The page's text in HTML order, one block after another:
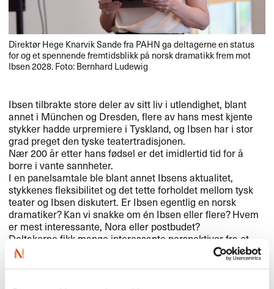
Direktør Hege Knarvik Sande fra PAHNga deltagerne en status
for og et spennende fremtidsblikk på norsk dramatikk frem mot
Ibsen 2028. Foto: Bernhard Ludewig
Ibsen tilbrakte store deler av sitt liv i utlendighet, blant
annet i München og Dresden, flere av hans mest kjente
stykker hadde urpremiere i Tyskland, og Ibsen har i stor
grad preget den tyske teatertradisjonen.
Nær 200 år etter hans fødsel er det imidlertid tid for å
borre i vante sannheter.
I en panelsamtale ble blant annet Ibsens aktualitet,
stykkenes fleksibilitet og det tette forholdet mellom tysk
teater og Ibsen diskutert. Er Ibsen egentlig en norsk
dramatiker? Kan vi snakke om én Ibsen eller flere? Hvem
er mest interessante, Nora eller postbudet?
Deltakerne fikk mange interessante perspektiver fra et
panel under ledelse av teaterkritikeren Barbara Behrendt,
med dramatiker og regissør Sivan Ben Yishai, regissør